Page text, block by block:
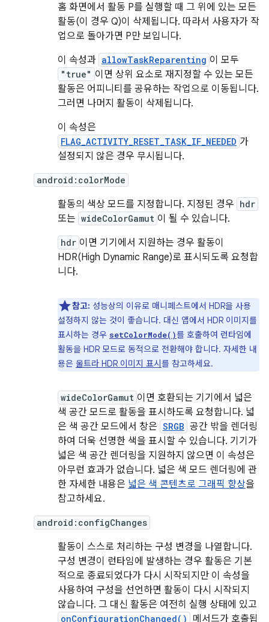
홈 화면에서 활동 P를 실행할 때 그 위에 있는 모든
활동(이 경우 Q)이 삭제됩니다. 따라서 사용자가 작
업으로 돌아가면 P만 보입니다.
이 속성과 allowTaskReparenting 이 모두
"true" 이면 상위 요소로 재지정할 수 있는 모든
활동은 어피니티를 공유하는 작업으로 이동됩니다.
그러면 나머지 활동이 삭제됩니다.
이 속성은
FLAG_ACTIVITY_RESET_TASK_IF_NEEDED 가
설정되지 않은 경우 무시됩니다.
android:colorMode
활동의 색상 모드를 지정합니다. 지정된 경우 hdr
또는 wideColorGamut 이 될 수 있습니다.
hdr 이면 기기에서 지원하는 경우 활동이
HDR(High Dynamic Range)로 표시되도록 요청합
니다.
참고: 성능상의 이유로 매니페스트에서 HDR을 사용
설정하지 않는 것이 좋습니다. 대신 앱에서 HDR 이미지를
표시하는 경우 setColorMode()를 호출하여 런타임에
활동을 HDR 모드로 동적으로 전환해야 합니다. 자세한 내
용은 울트라 HDR 이미지 표시를 참고하세요.
wideColorGamut 이면 호환되는 기기에서 넓은
색 공간 모드로 활동을 표시하도록 요청합니다. 넓
은 색 공간 모드에서 창은 SRGB 공간 밖을 렌더링
하여 더욱 선명한 색을 표시할 수 있습니다. 기기가
넓은 색 공간 렌더링을 지원하지 않으면 이 속성은
아무런 효과가 없습니다. 넓은 색 모드 렌더링에 관
한 자세한 내용은 넓은 색 콘텐츠로 그래픽 향상을
참고하세요.
android:configChanges
활동이 스스로 처리하는 구성 변경을 나열합니다.
구성 변경이 런타임에 발생하는 경우 활동은 기본
적으로 종료되었다가 다시 시작되지만 이 속성을
사용하여 구성을 선언하면 활동이 다시 시작되지
않습니다. 그 대신 활동은 여전히 실행 상태에 있고
onConfigurationChanged()
메서드가 호출됩